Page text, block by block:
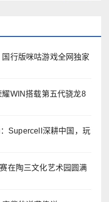
国行版咪咕游戏全网独家
WIN搭载第五代骁龙8
Supercell深耕中国，玩
在陶三文化艺术园圆满